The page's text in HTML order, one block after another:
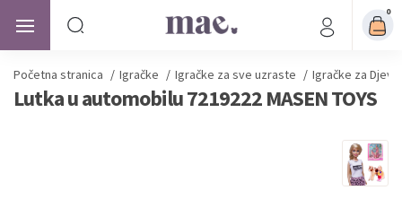
0
Početna stranica / Igračke / Igračke za sve uzraste / Igračke za
Lutka u automobilu 7219222 MASEN TOYS